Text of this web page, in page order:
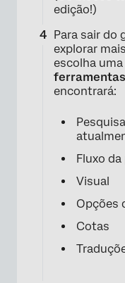
edição!)
Para sair do
explorar
escolha
ferramentas
encontrará:
Fluxo
Visual
Opções
Cotas